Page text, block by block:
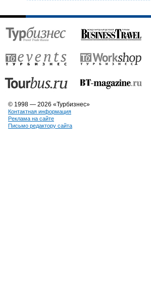
© 1998 — 2026 «Турбизнес»
Контактная информация
Реклама на сайте
Письмо редактору сайта